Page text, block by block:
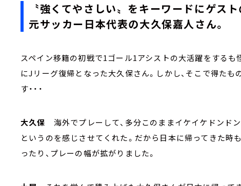
〝強くてやさしい〟をキーワードにゲス
元サッカー日本代表の大久保嘉人さん。
スペイン移籍の初戦で1ゴール1アシストの大活躍をするも
にJリーグ復帰となった大久保さん。しかし、そこで得た
す・・・
大久保 海外でプレーして、多分このままイケイケドンド
というのを感じさせてくれた。だから日本に帰ってきた時
ったり、プレーの幅が拡がりました。